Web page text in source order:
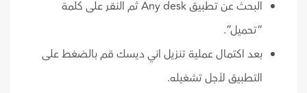
البحث عن تطبيق Any desk ثم النقر على كلمة
“تحميل”.
بعد اكتمال عملية تنزيل اني ديسك قم بالضغط على
التطبيق لأجل تشغيله.